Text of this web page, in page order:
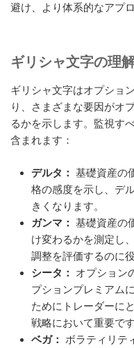
避け、より体系的なアプ
ギリシャ文字の理
ギリシャ文字はオプショ
り、さまざまな要因がオ
るかを示します。監視す
含まれます：
デルタ： 基礎資産の
格の感度を示し、デ
きくなります。
ガンマ： 基礎資産の
け変わるかを測定し
調整を評価するのに
シータ：
オプション
プションプレミアム
ためにトレーダーに
戦略において重要です
ベガ：
ボラティリテ